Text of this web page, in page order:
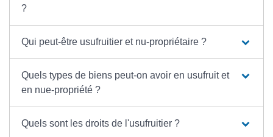
?
Qui peut-être usufruitier et nu-propriétaire ?
Quels types de biens peut-on avoir en usufruit et
en nue-propriété ?
Quels sont les droits de l'usufruitier ?